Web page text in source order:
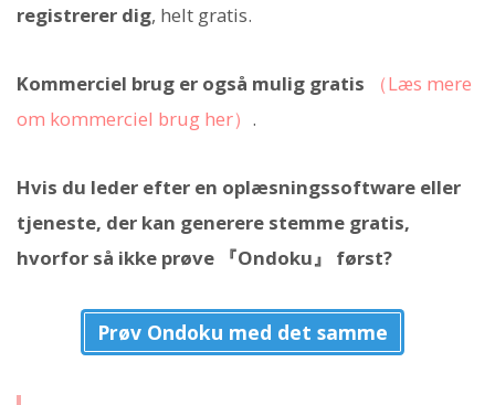
registrerer dig, helt gratis.
Kommerciel brug er også mulig gratis
（Læs mere
om kommerciel brug her） .
Hvis du leder efter en oplæsningssoftware eller
tjeneste, der kan generere stemme gratis,
hvorfor så ikke prøve 『Ondoku』 først?
Prøv Ondoku med det samme